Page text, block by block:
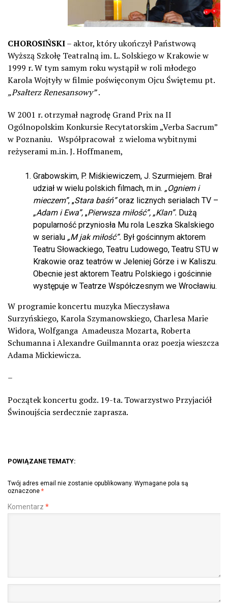
CHOROSIŃSKI– aktor, który ukończył Państwową
Wyższą Szkołę Teatralną im. L. Solskiego w Krakowie w
1999 r. W tym samym roku wystąpił w roli młodego
Karola Wojtyły w filmie poświęconym Ojcu Świętemu pt.
„Psałterz Renesansowy”.
W 2001 r. otrzymał nagrodę Grand Prix na II
Ogólnopolskim Konkursie Recytatorskim „Verba Sacrum”
w Poznaniu. Współpracował z wieloma wybitnymi
reżyserami m.in. J. Hoffmanem,
Grabowskim, P. Miśkiewiczem, J. Szurmiejem. Brał
udział w wielu polskich filmach, m.in. „Ogniem i
mieczem”, „Stara baśń”oraz licznych serialach TV –
„Adam i Ewa”, „Pierwsza miłość”, „Klan”. Dużą
popularność przyniosła Mu rola Leszka Skalskiego
w serialu „M jak miłość”. Był gościnnym aktorem
Teatru Słowackiego, Teatru Ludowego, Teatru STU w
Krakowie oraz teatrów w Jeleniej Górze i w Kaliszu.
Obecnie jest aktorem Teatru Polskiego i gościnnie
występuje w Teatrze Współczesnym we Wrocławiu.
W programie koncertu muzyka Mieczysława
Surzyńskiego, Karola Szymanowskiego, Charlesa Marie
Widora, Wolfganga Amadeusza Mozarta, Roberta
Schumanna i Alexandre Guilmannta oraz poezja wieszcza
Adama Mickiewicza.
–
Początek koncertu godz. 19-ta. Towarzystwo Przyjaciół
Świnoujścia serdecznie zaprasza.
POWIĄZANE TEMATY:
Twój adres email nie zostanie opublikowany. Wymagane pola są
oznaczone *
Komentarz *